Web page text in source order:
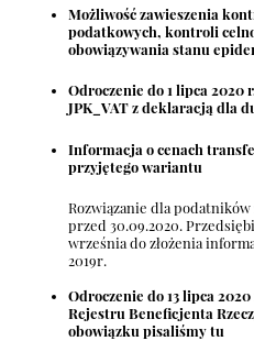
Możliwość zawieszenia
podatkowych, kontroli
obowiązywania stanu
Odroczenie do 1 lipca 2020
JPK_VAT z deklaracją dla
Informacja o cenach
przyjętego wariantu
Rozwiązanie dla podatników
przed 30.09.2020.
września do złożenia
2019r.
Odroczenie do 13 lipca
Rejestru Beneficjenta
obowiązku pisaliśmy tu